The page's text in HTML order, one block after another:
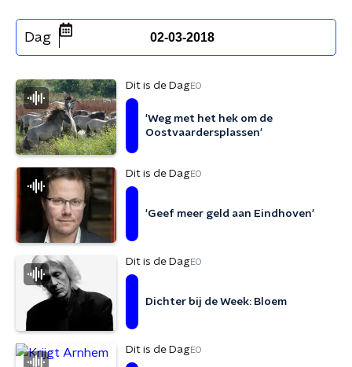
Dag 02-03-2018
Dit is de DagEO
'Weg met het hek om de
Oostvaardersplassen'
Dit is de DagEO
'Geef meer geld aan Eindhoven'
Dit is de DagEO
Dichter bij de Week: Bloem
Dit is de DagEO